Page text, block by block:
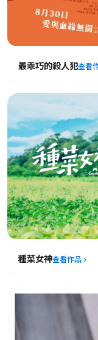
最乖巧的殺人犯
種菜女神